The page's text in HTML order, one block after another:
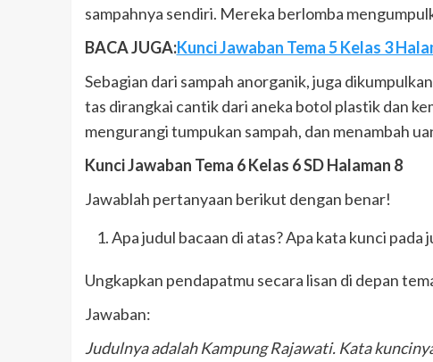
sampahnya sendiri. Mereka berlomba
BACA JUGA:Kunci Jawaban Tema 5 Kelas 3
Sebagian dari sampah anorganik, juga
tas dirangkai cantik dari aneka botol plastik dan
mengurangi tumpukan sampah, dan menambah
Kunci Jawaban Tema 6 Kelas 6 SD Halaman 8
Jawablah pertanyaan berikut dengan benar!
Apa judul bacaan di atas? Apa kata kunci
Ungkapkan pendapatmu secara lisan di depan
Jawaban:
Judulnya adalah Kampung Rajawati. Kata